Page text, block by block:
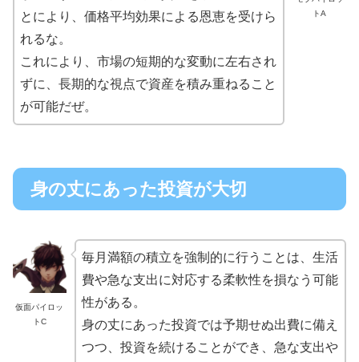
トA
とにより、価格平均効果による恩恵を受けら
れるな。
これにより、市場の短期的な変動に左右され
ずに、長期的な視点で資産を積み重ねること
が可能だぜ。
身の丈にあった投資が大切
仮面パイロッ
トC
毎月満額の積立を強制的に行うことは、生活
費や急な支出に対応する柔軟性を損なう可能
性がある。
身の丈にあった投資では予期せぬ出費に備え
つつ、投資を続けることができ、急な支出や